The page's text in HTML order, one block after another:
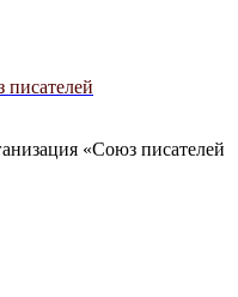
писателей
«Союз писателей